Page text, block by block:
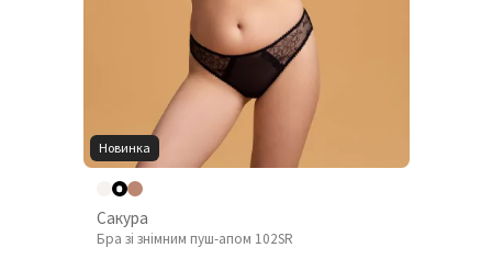
Новинка
Сакура
Бра зі знімним пуш-апом 102SR